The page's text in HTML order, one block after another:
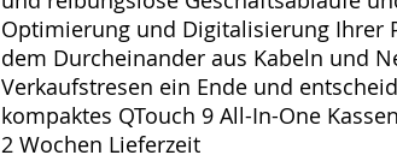
Optimierung und Digitalisierung Ihrer
dem Durcheinander aus Kabeln und
Verkaufstresen ein Ende und
kompaktes QTouch 9 All-In-One
2 Wochen Lieferzeit